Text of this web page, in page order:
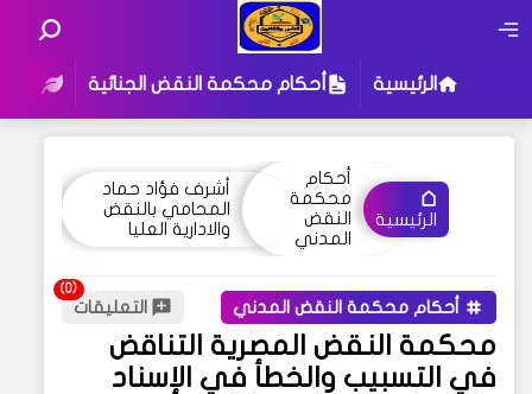
الرئيسية أحكام محكمة النقض الجنائية
الرئيسية
أحكام
محكمة
النقض
المدني
أشرف فؤاد حماد
المحامي بالنقض
والادارية العليا
أحكام محكمة النقض المدني التعليقات
محكمة النقض المصرية التناقض
في التسبيب والخطأ في الإسناد